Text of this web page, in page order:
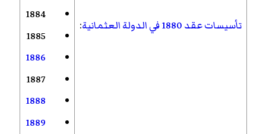
تأسيسات عقد 1880 في الدولة العثمانية :
1884
1885
1886
1887
1888
1889